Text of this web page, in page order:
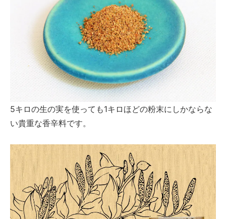
5キロの生の実を使っても1キロほどの粉末にしかならな
い貴重な香辛料です。